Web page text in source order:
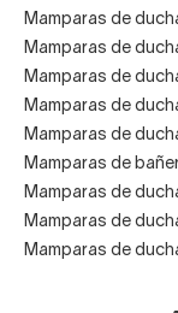
preciso elegir
mamparas
corredera con
abatible, así
Mamparas de
Mamparas de
Mamparas de
Mamparas de
Mamparas de
Mamparas de
Mamparas de
Mamparas de
Mamparas de